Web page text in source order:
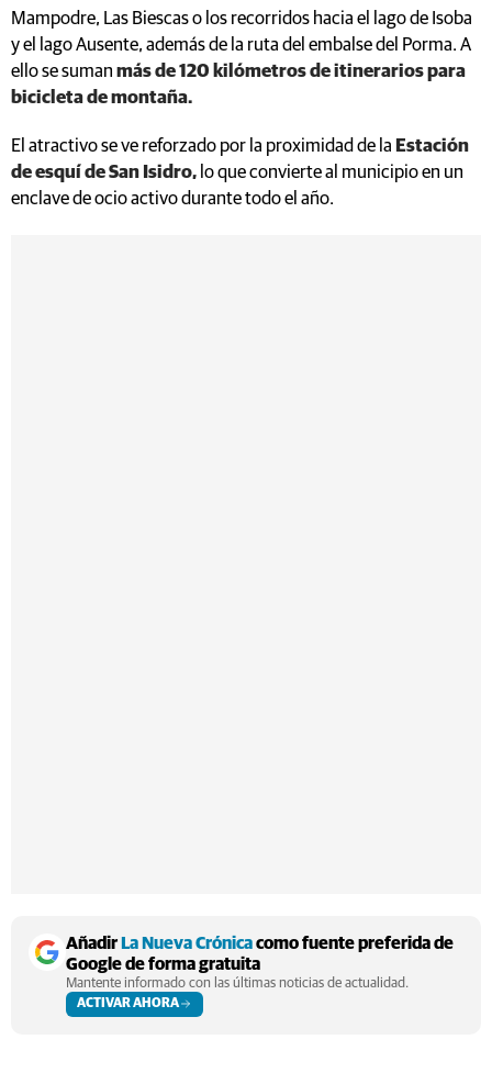
Mampodre, Las Biescas o los recorridos hacia el lago de Isoba
y el lago Ausente, además de la ruta del embalse del Porma. A
ello se suman más de 120 kilómetros de itinerarios para
bicicleta de montaña.
El atractivo se ve reforzado por la proximidad de la Estación
de esquí de San Isidro, lo que convierte al municipio en un
enclave de ocio activo durante todo el año.
AñadirLa Nueva Crónicacomo fuente preferida de
Google de forma gratuita
Mantente informado con las últimas noticias de actualidad.
ACTIVAR AHORA